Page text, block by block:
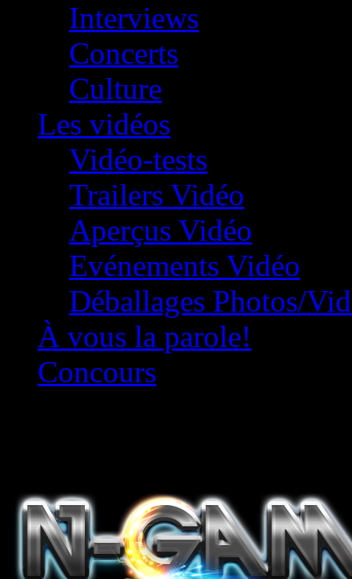
Interviews
Concerts
Culture
Les vidéos
Vidéo-tests
Trailers Vidéo
Aperçus Vidéo
Evénements Vidéo
Déballages Photos/
À vous la parole!
Concours